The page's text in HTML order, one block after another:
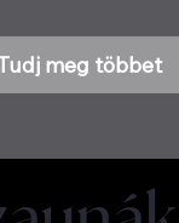
meg többet